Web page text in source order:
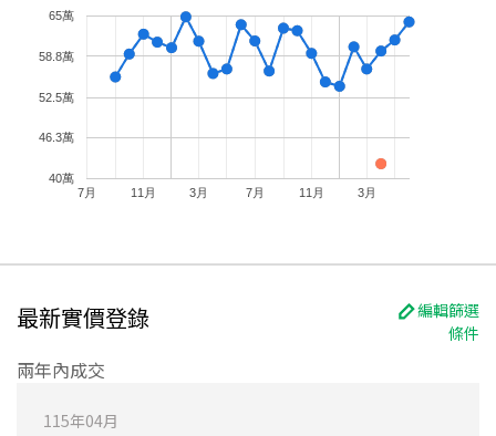
7月 11月 3月 7月 11月 3月
40萬
46.3萬
52.5萬
58.8萬
65萬
最新實價登錄
編輯篩選
條件
兩年內成交
115年04月